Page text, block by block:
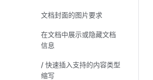
文档封面的图片要求
在文档中展示或隐藏文档
信息
/ 快速插入支持的内容类型
缩写